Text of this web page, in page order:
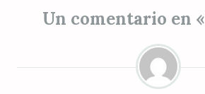
Un comentario en «